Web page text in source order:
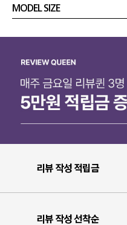
MODEL SIZE
리뷰 작성 적립금
리뷰 작성 선착순